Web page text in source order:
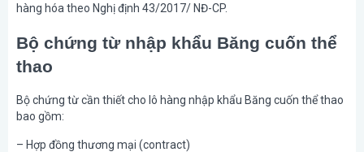
hàng hóa theo Nghị định 43/2017/ NĐ-CP.
Bộ chứng từ nhập khẩu Băng cuốn thể
thao
Bộ chứng từ cần thiết cho lô hàng nhập khẩu Băng cuốn thể thao
bao gồm:
– Hợp đồng thương mại (contract)